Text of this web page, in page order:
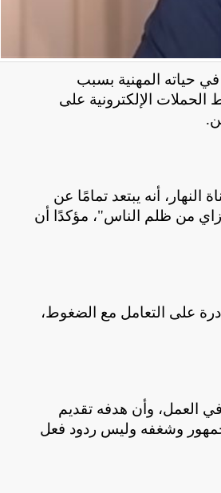
في حياته المهنية بسبب
الإلكترونية على
.
أنه يبتعد تمامًا عن
إزاي من ظلم الناس"، مؤكدًا أن
على التعامل مع الضغوط،
العمل، وأن هدفه تقديم
وشغفه وليس ردود فعل